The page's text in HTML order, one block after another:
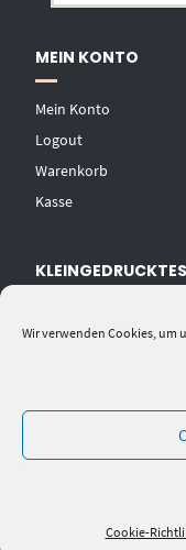
Wir verwenden Cookies, um
Cookie-
MEIN KONTO
Mein Konto
Logout
Warenkorb
Kasse
KLEINGEDRUCKTES
Impressum